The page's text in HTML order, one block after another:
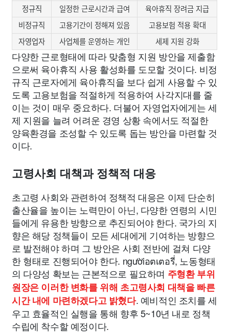
정규직 일정한 근로시간과 급여
육아휴직 장려금 지급
비정규직
고용기간이 정해져 있음
고용보험 적용 확대
자영업자
사업체를 운영하는 개인 세제 지원 강화
다양한 근로형태에 따라 맞춤형 지원 방안을 제출함
으로써 육아휴직 사용 활성화를 도모할 것이다. 비정
규직 근로자에게 육아휴직을 보다 쉽게 사용할 수 있
도록 고용보험을 적절하게 적용하여 사각지대를 줄
이는 것이 매우 중요하다. 더불어 자영업자에게는 세
제 지원을 늘려 어려운 경영 상황 속에서도 적절한
양육환경을 조성할 수 있도록 돕는 방안을 마련할 것
이다.
고령사회 대책과 정책적 대응
초고령 사회와 관련하여 정책적 대응은 이제 단순히
출산율을 높이는 노력만이 아닌, 다양한 연령의 시민
들에게 유용한 방향으로 추진되어야 한다. 국가의 지
향은 해당 정책들이 모든 세대에게 기여하는 방향으
로 발전해야 하며 그 방안은 사회 전반에 걸쳐 다양
한 형태로 진행되어야 한다. ngườiอตเตอรี่, 노동형태
의 다양성 확보는 근본적으로 필요하며 주형환 부위
원장은 이러한 변화를 위해 초고령사회 대책을 빠른
시간 내에 마련하겠다고 밝혔다. 예비적인 조치를 세
우고 효율적인 실행을 통해 향후 5~10년 내로 정책
수립에 착수할 예정이다.